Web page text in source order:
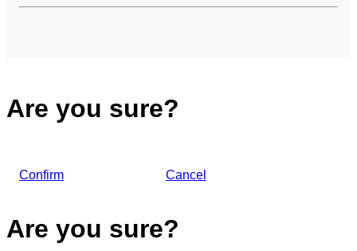
Are you sure?
Confirm Cancel
Are you sure?